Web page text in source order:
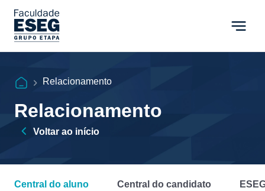
Relacionamento
Relacionamento
Voltar ao início
Central do aluno Central do candidato